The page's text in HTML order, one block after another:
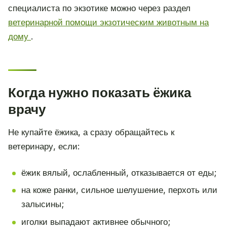
специалиста по экзотике можно через раздел
ветеринарной помощи экзотическим животным на
дому .
Когда нужно показать ёжика
врачу
Не купайте ёжика, а сразу обращайтесь к
ветеринару, если:
ёжик вялый, ослабленный, отказывается от еды;
на коже ранки, сильное шелушение, перхоть или
залысины;
иголки выпадают активнее обычного;